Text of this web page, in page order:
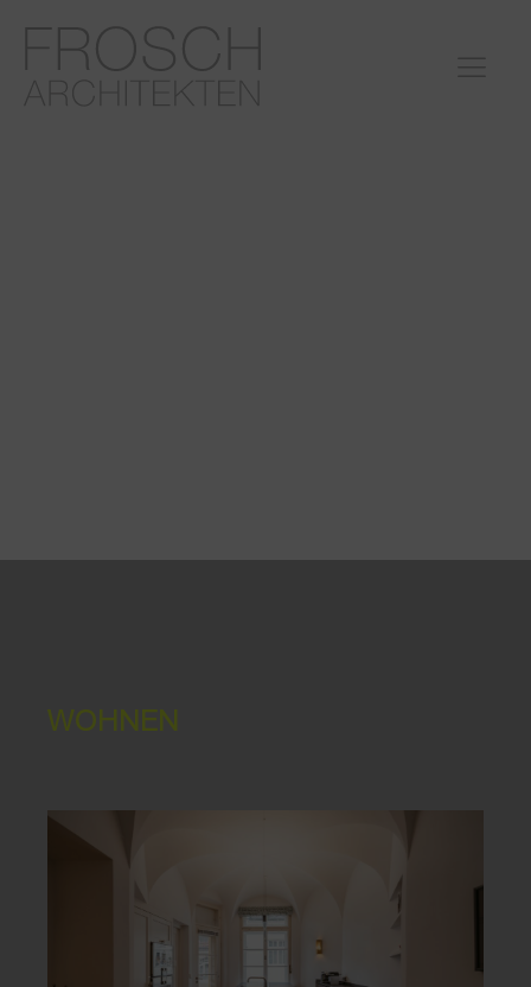
WOHNEN